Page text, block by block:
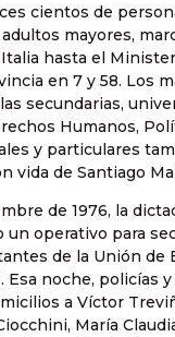
cientos de
mayores,
hasta el
en 7 y 58. Los
secundarias,
Humanos,
y particulares
vida de Santiago
de 1976, la
un operativo para
de la Unión de
Esa noche, policías
a Víctor
María